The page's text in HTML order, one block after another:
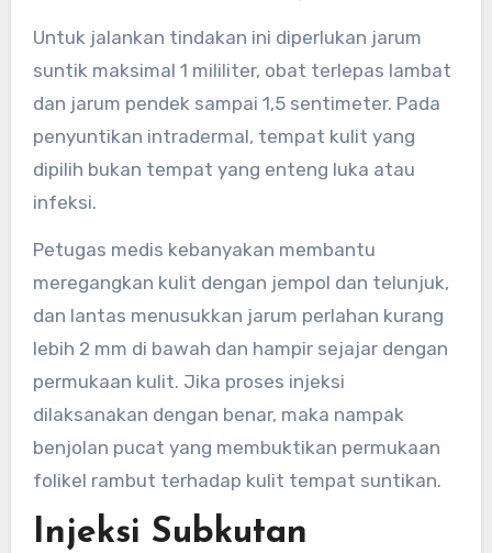
Untuk jalankan tindakan ini diperlukan jarum
suntik maksimal 1 mililiter, obat terlepas lambat
dan jarum pendek sampai 1,5 sentimeter. Pada
penyuntikan intradermal, tempat kulit yang
dipilih bukan tempat yang enteng luka atau
infeksi.
Petugas medis kebanyakan membantu
meregangkan kulit dengan jempol dan telunjuk,
dan lantas menusukkan jarum perlahan kurang
lebih 2 mm di bawah dan hampir sejajar dengan
permukaan kulit. Jika proses injeksi
dilaksanakan dengan benar, maka nampak
benjolan pucat yang membuktikan permukaan
folikel rambut terhadap kulit tempat suntikan.
Injeksi Subkutan